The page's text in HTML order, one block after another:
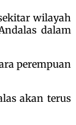
wilayah
dalam
perempuan
akan terus